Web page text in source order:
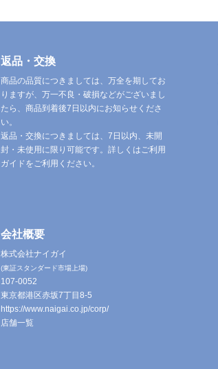
返品・交換
商品の品質につきましては、万全を期してお
りますが、万一不良・破損などがございまし
たら、商品到着後7日以内にお知らせくださ
い。
返品・交換につきましては、7日以内、未開
封・未使用に限り可能です。詳しくはご利用
ガイドをご利用ください。
会社概要
株式会社ナイガイ
(東証スタンダード市場上場)
107-0052
東京都港区赤坂7丁目8-5
https://www.naigai.co.jp/corp/
店舗一覧